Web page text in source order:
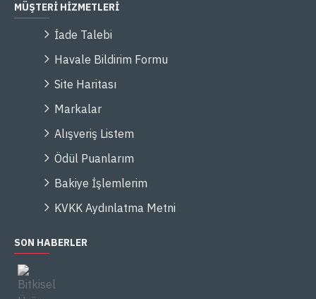
MÜŞTERİ HİZMETLERİ
İade Talebi
Havale Bildirim Formu
Site Haritası
Markalar
Alışveriş Listem
Ödül Puanlarım
Bakiye İşlemlerim
KVKK Aydınlatma Metni
SON HABERLER